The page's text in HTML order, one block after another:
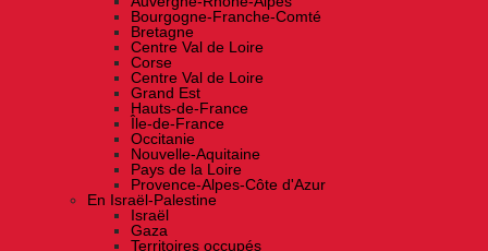
Bourgogne-Franche-Comté
Bretagne
Centre Val de Loire
Corse
Centre Val de Loire
Grand Est
Hauts-de-France
Île-de-France
Occitanie
Nouvelle-Aquitaine
Pays de la Loire
Provence-Alpes-Côte d'Azur
En Israël-Palestine
Israël
Gaza
Territoires occupés